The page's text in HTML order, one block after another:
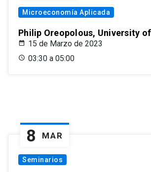
Microeconomía Aplicada
Philip Oreopolous, University
15 de Marzo de 2023
03:30 a 05:00
8 MAR
Seminarios